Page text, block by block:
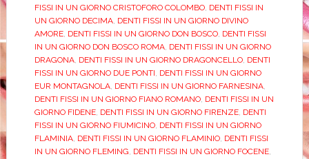
FISSI IN UN GIORNO CRISTOFORO COLOMBO, DENTI FISSI IN
UN GIORNO DECIMA, DENTI FISSI IN UN GIORNO DIVINO
AMORE, DENTI FISSI IN UN GIORNO DON BOSCO, DENTI FISSI
IN UN GIORNO DON BOSCO ROMA, DENTI FISSI IN UN GIORNO
DRAGONA, DENTI FISSI IN UN GIORNO DRAGONCELLO, DENTI
FISSI IN UN GIORNO DUE PONTI DENTI FISSI IN UN GIORNO
EUR MONTAGNOLA, DENTI FISSI IN UN GIORNO FARNESINA,
DENTI FISSI IN UN GIORNO FIANO ROMANO, DENTI FISSI IN UN
GIORNO FIDENE, DENTI FISSI IN UN GIORNO FIRENZE, DENTI
FISSI IN UN GIORNO FIUMICINO, DENTI FISSI IN UN GIORNO
FLAMINIA, DENTI FISSI IN UN GIORNO FLAMINIO, DENTI FISSI
IN UN GIORNO FLEMING DENTI FISSI IN UN GIORNO FOCENE,